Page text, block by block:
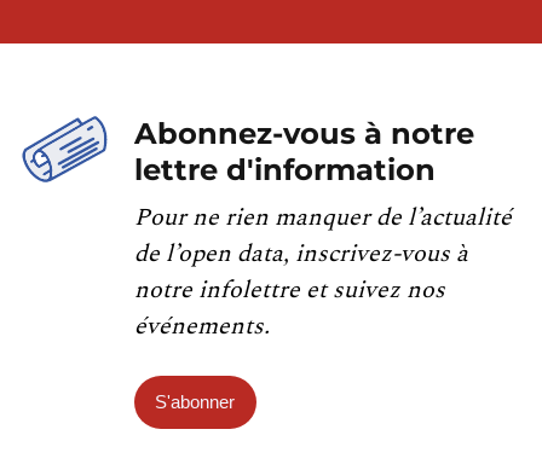
Abonnez-vous à notre
lettre d'information
Pour ne rien manquer de l’actualité
de l’open data, inscrivez-vous à
notre infolettre et suivez nos
événements.
S'abonner